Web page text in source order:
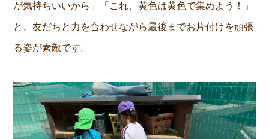
が気持ちいいから」「これ、黄色は黄色で集めよう！」
と、友だちと力を合わせながら最後までお片付けを頑張
る姿が素敵です。